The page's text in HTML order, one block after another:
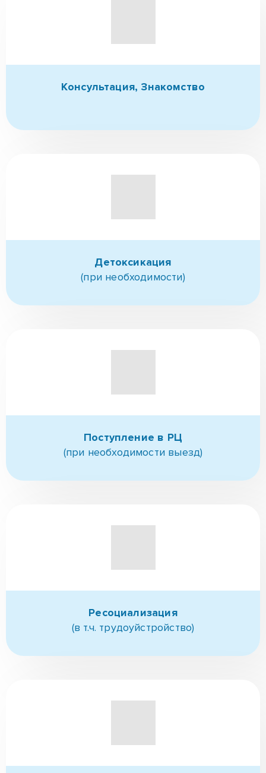
Консультация, Знакомство
Детоксикация
(при необходимости)
Поступление в РЦ
(при необходимости выезд)
Ресоциализация
(в т.ч. трудоуйстройство)